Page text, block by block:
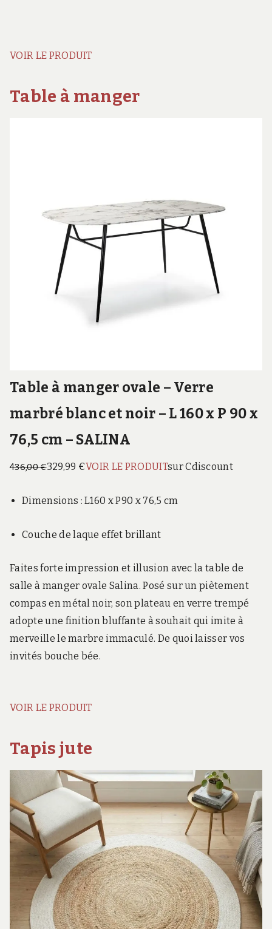
VOIR LE PRODUIT
Table à manger
Table à manger ovale – Verre
marbré blanc et noir – L 160 x P 90 x
76,5 cm – SALINA
436,00 €329,99 €VOIR LE PRODUITsur Cdiscount
Dimensions : L160 x P90 x 76,5 cm
Couche de laque effet brillant
Faites forte impression et illusion avec la table de
salle à manger ovale Salina. Posé sur un piètement
compas en métal noir, son plateau en verre trempé
adopte une finition bluffante à souhait qui imite à
merveille le marbre immaculé. De quoi laisser vos
invités bouche bée.
VOIR LE PRODUIT
Tapis jute